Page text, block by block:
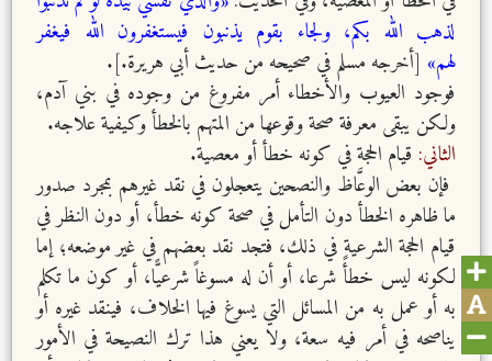
لذهب الله بكم، ولجاء بقوم يذنبون فيستغفرون الله فيغفر
لهم» [أخرجه مسلم في صحيحه من حديث أبي هريرة.].
فوجود العيوب والأخطاء أمر مفروغ من وجوده في بني آدم،
ولكن يبقى معرفة صحة وقوعها من المتهم بالخطأ وكيفية علاجه.
الثاني: قيام الحجة في كونه خطأ أو معصية.
فإن بعض الوعَّاظ والنصحين يتعجلون في نقد غيرهم بمجرد صدور
ما ظاهره الخطأ دون التأمل في صحة كونه خطأ، أو دون النظر في
قيام الحجة الشرعية في ذلك، فتجد نقد بعضهم في غير موضعه؛ إما
لكونه ليس خطأً شرعا، أو أن له مسوغاً شرعيًّا، أو كون ما تكلم
به أو عمل به من المسائل التي يسوغ فيها الخلاف، فينقد غيره أو
يناصحه في أمر فيه سعة، ولا يعني هذا ترك النصيحة في الأمور